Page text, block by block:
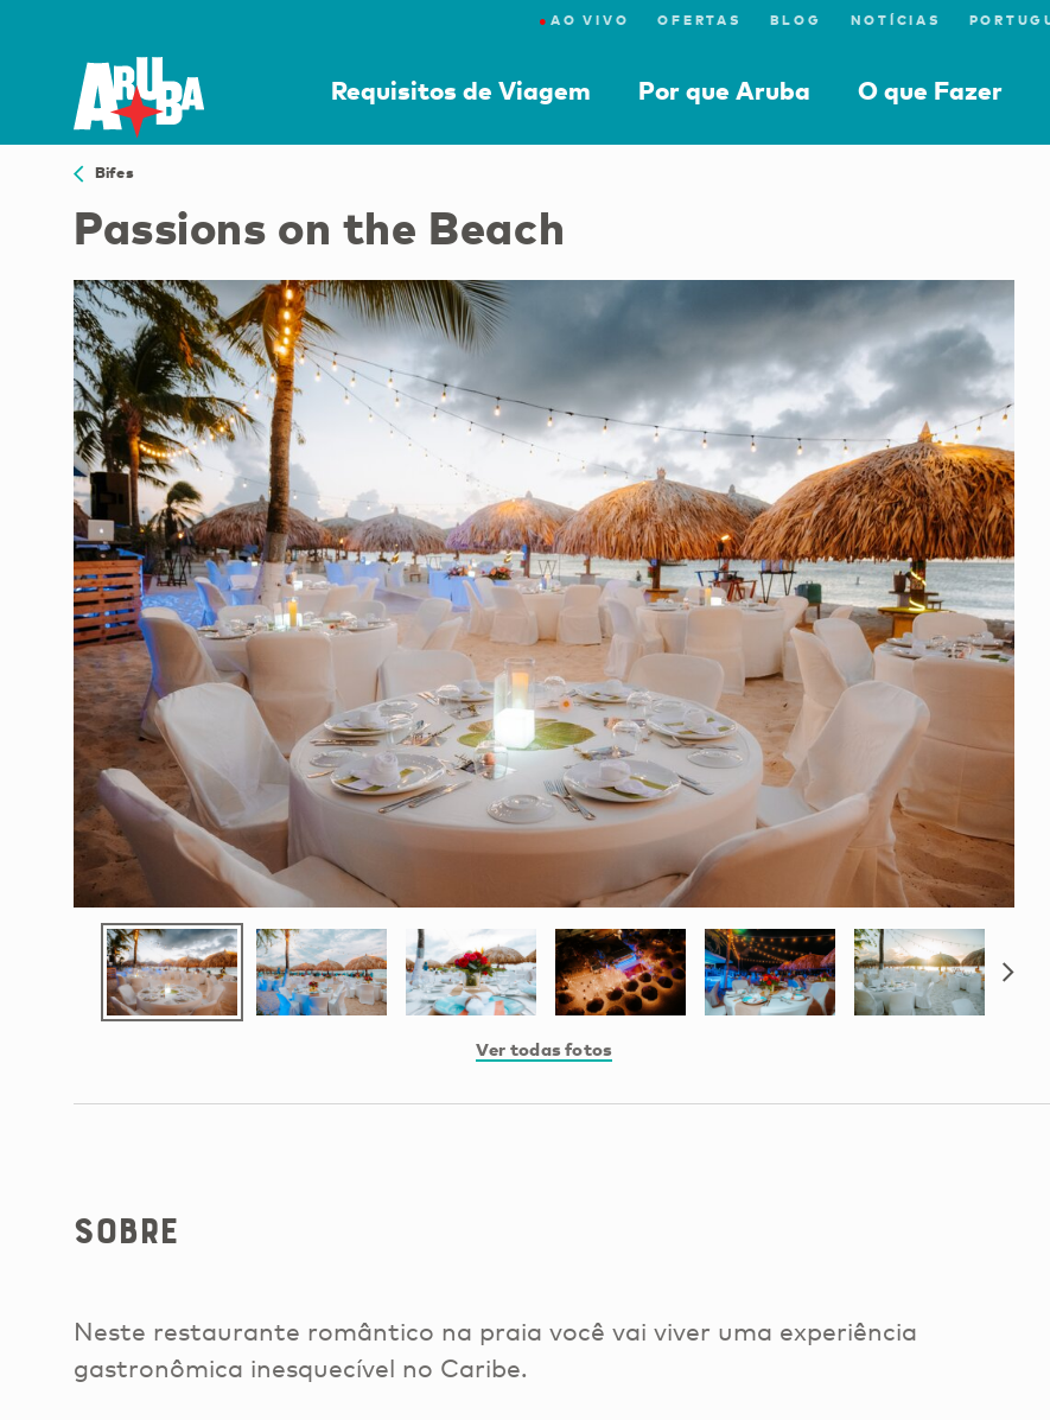
●AO VIVO OFERTAS BLOG NOTÍCIAS
Requisitos de Viagem Por que Aruba O que Fazer
Bifes
Passions on the Beach
Ver todas fotos
Sobre
Neste restaurante romântico na praia você vai viver uma experiência
gastronômica inesquecível no Caribe.